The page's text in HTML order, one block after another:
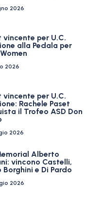
2026
vincente per U.C.
alla Pedala per
2026
vincente per U.C.
Rachele Paset
il Trofeo ASD Don
2026
Alberto
vincono Castelli,
Borghini e Di Pardo
2026